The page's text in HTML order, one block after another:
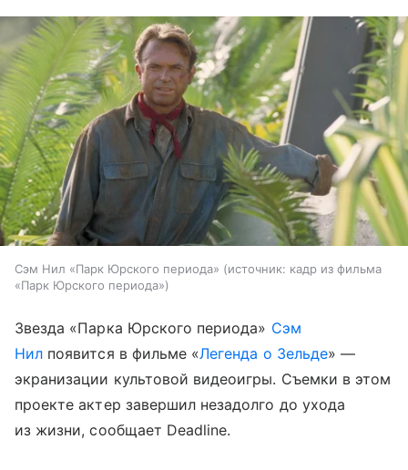
Сэм Нил «Парк Юрского периода» источник: кадр из фильма
«Парк Юрского периода»
Звезда «Парка Юрского периода» Сэм
Нил появится в фильме «Легенда о Зельде» —
экранизации культовой видеоигры. Съемки в этом
проекте актер завершил незадолго до ухода
из жизни, сообщает Deadline.